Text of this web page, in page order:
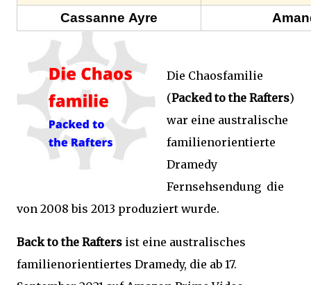
Cassanne Ayre
Die Chaosfamilie
(Packed to the Rafters)
war eine australische
familienorientierte
Dramedy
Fernsehsendung die
von 2008 bis 2013 produziert wurde.
Back to the Rafters ist eine australisches
familienorientiertes Dramedy, die ab 17.